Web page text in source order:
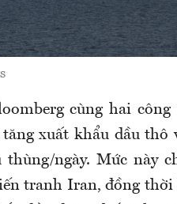
cùng hai công
xuất khẩu dầu thô
ngày. Mức này
tranh Iran, đồng thời